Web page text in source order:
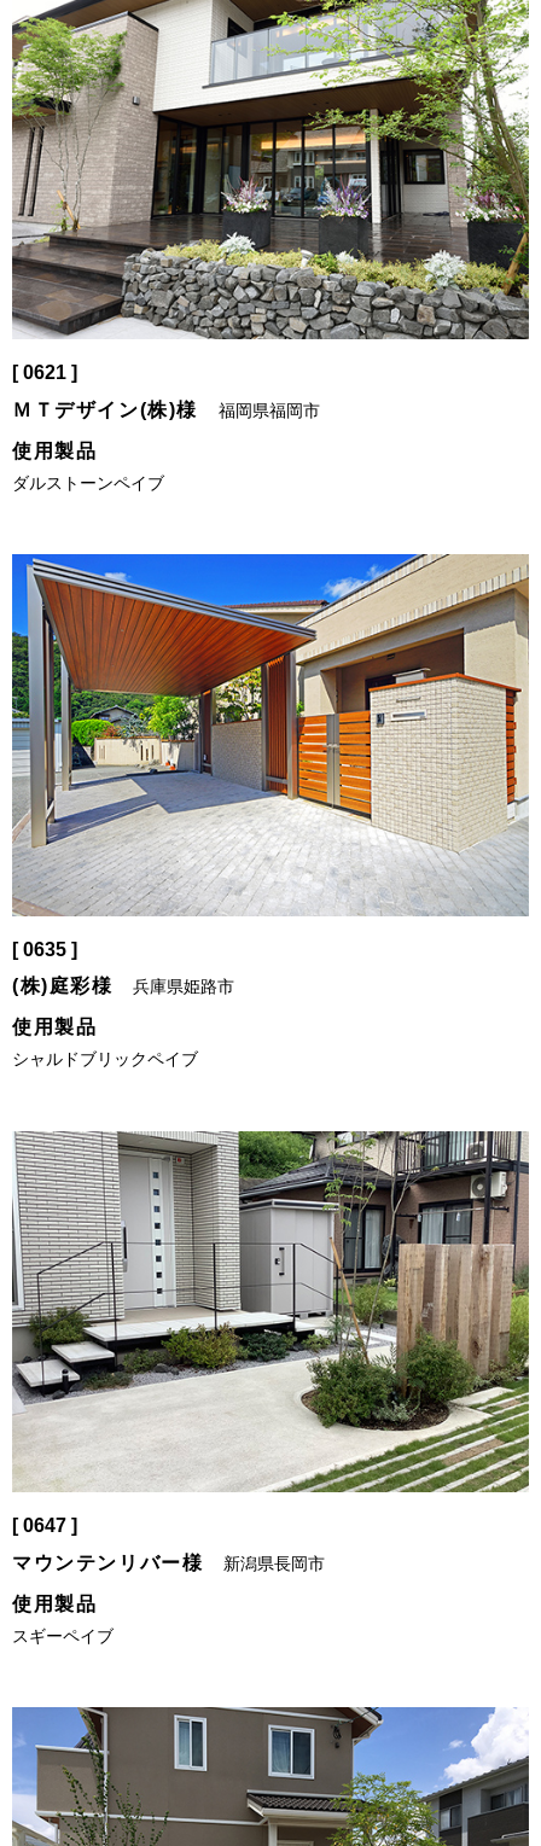
[ 0621 ]
ＭＴデザイン(株)様
福岡県福岡市
使用製品
ダルストーンペイブ
[ 0635 ]
(株)庭彩様
兵庫県姫路市
使用製品
シャルドブリックペイブ
[ 0647 ]
マウンテンリバー様
新潟県長岡市
使用製品
スギーペイブ